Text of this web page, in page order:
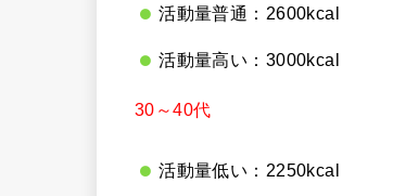
活動量普通：2600kcal
活動量高い：3000kcal
30～40代
活動量低い：2250kcal